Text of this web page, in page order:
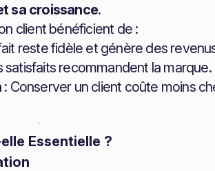
sa croissance.
client bénéficient de :
reste fidèle et génère des
satisfaits recommandent la marque.
: Conserver un client coûte moins
Essentielle ?